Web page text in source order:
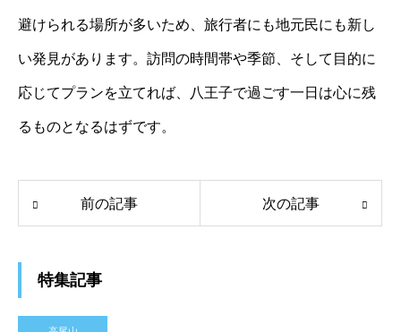
避けられる場所が多いため、旅行者にも地元民にも新し
い発見があります。訪問の時間帯や季節、そして目的に
応じてプランを立てれば、八王子で過ごす一日は心に残
るものとなるはずです。
前の記事 次の記事
特集記事